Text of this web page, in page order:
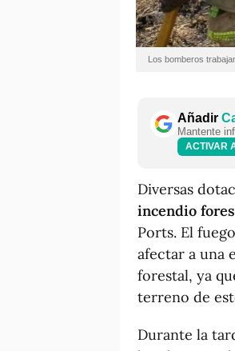
Los bomberos
Añadir
Mantente
ACTIVAR
Diversas
incendio
Ports. El
afectar a una
forestal, ya
terreno de
Durante la